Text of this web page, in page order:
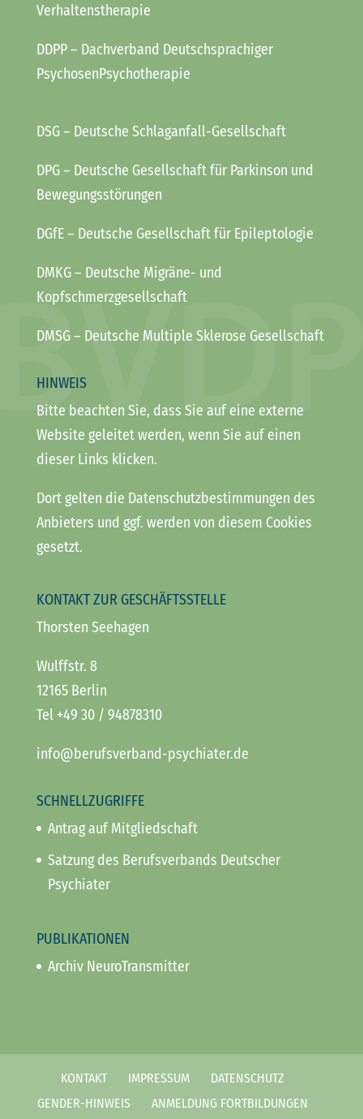
Verhaltenstherapie
DDPP– Dachverband Deutschsprachiger
PsychosenPsychotherapie
DSG– Deutsche Schlaganfall-Gesellschaft
DPG– Deutsche Gesellschaft für Parkinson und
Bewegungsstörungen
DGfE– Deutsche Gesellschaft für Epileptologie
DMKG– Deutsche Migräne- und
Kopfschmerzgesellschaft
DMSG– Deutsche Multiple Sklerose Gesellschaft
HINWEIS
Bitte beachten Sie, dass Sie auf eine externe
Website geleitet werden, wenn Sie auf einen
dieser Links klicken.
Dort gelten die Datenschutzbestimmungen des
Anbieters und ggf. werden von diesem Cookies
gesetzt.
KONTAKT ZUR GESCHÄFTSSTELLE
Thorsten Seehagen
Wulffstr. 8
12165 Berlin
Tel +49 30 / 94878310
info@berufsverband-psychiater.de
SCHNELLZUGRIFFE
Antrag auf Mitgliedschaft
Satzung des Berufsverbands Deutscher
Psychiater
PUBLIKATIONEN
Archiv NeuroTransmitter
KONTAKT IMPRESSUM
DATENSCHUTZ
GENDER-HINWEIS
ANMELDUNG FORTBILDUNGEN